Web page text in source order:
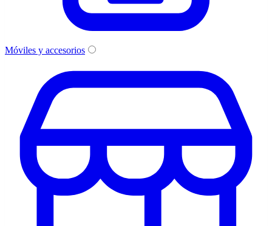
Móviles y accesorios